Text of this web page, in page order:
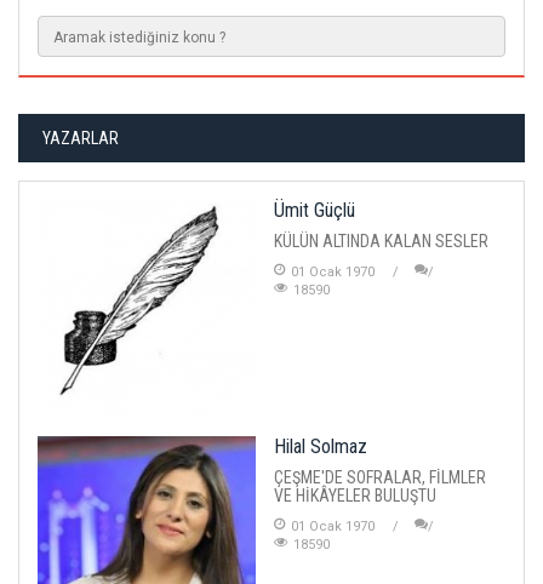
YAZARLAR
Ümit Güçlü
KÜLÜN ALTINDA KALAN SESLER
01 Ocak 1970
18590
Hilal Solmaz
ÇEŞME'DE SOFRALAR, FİLMLER
VE HİKÂYELER BULUŞTU
01 Ocak 1970
18590